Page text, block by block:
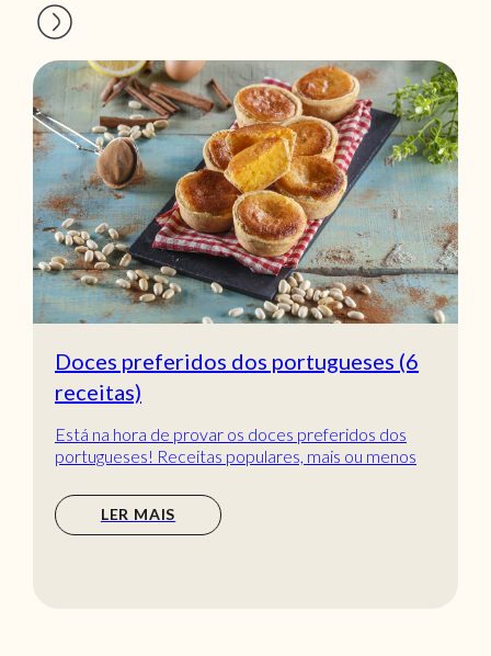
Doces preferidos dos portugueses (6
receitas)
Está na hora de provar os doces preferidos dos
portugueses! Receitas populares, mais ou menos
LER MAIS